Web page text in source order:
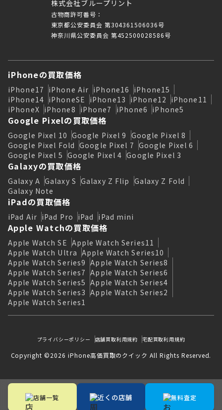
株式会社ブループリント
古物商許可番号：
東京都公安委員会 第304361506036号
神奈川県公安委員会 第452500028586号
iPhoneの買取価格
iPhone17 iPhone Air iPhone16 iPhone15
iPhone14 iPhoneSE iPhone13 iPhone12 iPhone11
iPhoneX iPhone8 iPhone7 iPhone6 iPhone5
Google Pixelの買取価格
Google Pixel 10 Google Pixel 9 Google Pixel 8
Google Pixel Fold Google Pixel 7 Google Pixel 6
Google Pixel 5 Google Pixel 4 Google Pixel 3
Galaxyの買取価格
Galaxy A Galaxy S Galaxy Z Flip Galaxy Z Fold
Galaxy Note
iPadの買取価格
iPad Air iPad Pro iPad iPad mini
Apple Watchの買取価格
Apple Watch SE Apple Watch Series11
Apple Watch Ultra Apple Watch Series10
Apple Watch Series9 Apple Watch Series8
Apple Watch Series7 Apple Watch Series6
Apple Watch Series5 Apple Watch Series4
Apple Watch Series3 Apple Watch Series2
Apple Watch Series1
プライバシーポリシー 店舗買取利用規約 宅配買取利用規約
Copyright ©2026 iPhone高価買取のクイック All Rights Reserved.
店舗一覧 近くの店舗 無料査定